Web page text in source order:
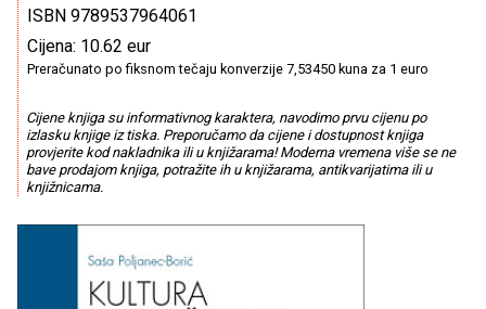
ISBN 9789537964061
Cijena: 10.62 eur
Preračunato po fiksnom tečaju konverzije 7,53450 kuna za 1 euro
Cijene knjiga su informativnog karaktera, navodimo prvu cijenu po
izlasku knjige iz tiska. Preporučamo da cijene i dostupnost knjiga
provjerite kod nakladnika ili u knjižarama! Moderna vremena više se ne
bave prodajom knjiga, potražite ih u knjižarama, antikvarijatima ili u
knjižnicama.